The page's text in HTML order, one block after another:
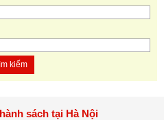
kiếm
sách tại Hà Nội